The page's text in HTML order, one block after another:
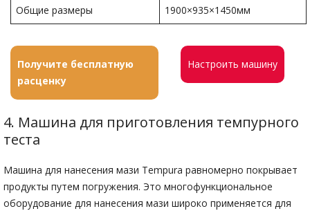
Общие размеры 1900×935×1450мм
Получите бесплатную
расценку
Настроить машину
4. Машина для приготовления темпурного
теста
Машина для нанесения мази Tempura равномерно покрывает
продукты путем погружения. Это многофункциональное
оборудование для нанесения мази широко применяется для